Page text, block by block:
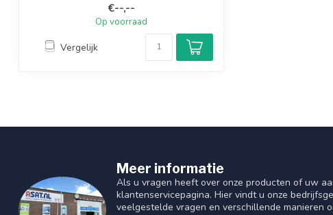
€--,--
Op voorraad
Vergelijk
Meer informatie
Als u vragen heeft over onze producten of uw
klantenservicepagina. Hier vindt u onze
veelgestelde vragen en verschillende manieren